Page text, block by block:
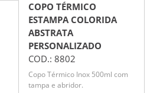
COPO TÉRMICO
ESTAMPA COLORIDA
ABSTRATA
PERSONALIZADO
COD.: 8802
Copo Térmico Inox 500ml com
tampa e abridor.